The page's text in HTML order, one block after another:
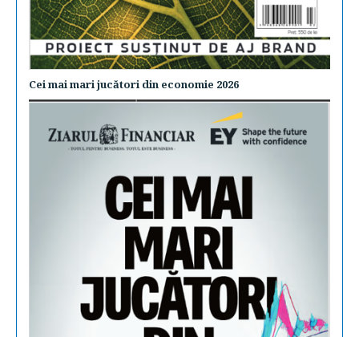
Cei mai mari jucători din economie 2026